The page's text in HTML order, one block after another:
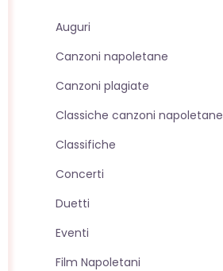
Auguri
Canzoni napoletane
Canzoni plagiate
Classiche canzoni napoletane
Classifiche
Concerti
Duetti
Eventi
Film Napoletani